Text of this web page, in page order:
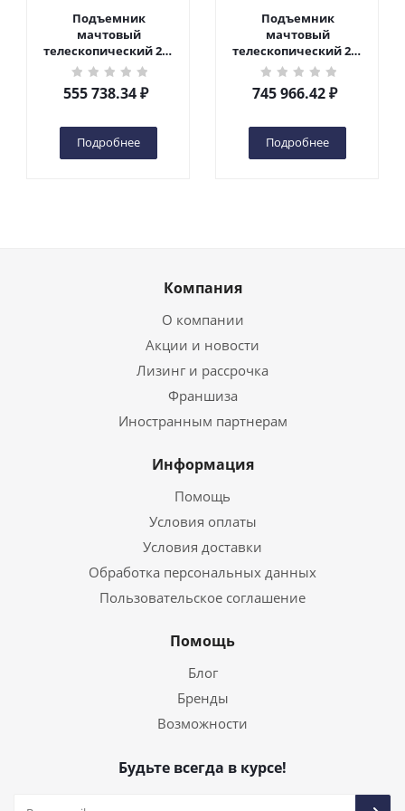
Подъемник
мачтовый
телескопический 200
кг 6 м TOR GTWY6-200S
DC 2-мачтовый
(автономный) (G) в
555 738.34₽
Подробнее
Подъемник
мачтовый
телескопический 200
кг 10 м TOR GTWY10-
200S DC 2-мачтовый
(автономный) (N) в
745 966.42₽
Подробнее
Компания
О компании
Акции и новости
Лизинг и рассрочка
Франшиза
Иностранным партнерам
Информация
Помощь
Условия оплаты
Условия доставки
Обработка персональных данных
Пользовательское соглашение
Помощь
Блог
Бренды
Возможности
Будьте всегда в курсе!